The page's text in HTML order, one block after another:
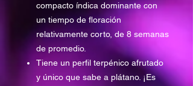
compacto índica dominante con
un tiempo de floración
relativamente corto, de 8 semanas
de promedio.
Tiene un perfil terpénico afrutado
y único que sabe a plátano. ¡Es